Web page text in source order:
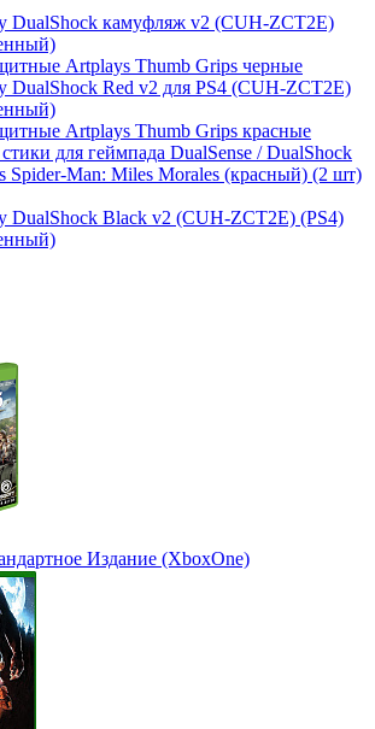
DualShock камуфляж v2 (CUH-ZCT2E)
Artplays Thumb Grips черные
DualShock Red v2 для PS4 (CUH-ZCT2E)
Artplays Thumb Grips красные
для геймпада DualSense / DualShock
Spider-Man: Miles Morales (красный) (2 шт)
DualShock Black v2 (CUH-ZCT2E) (PS4)
Издание (XboxOne)